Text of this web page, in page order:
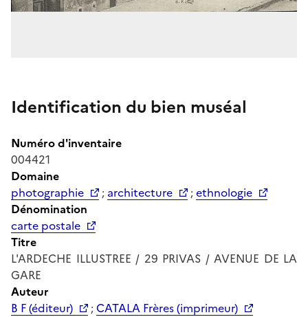
Identification du bien muséal
Numéro d'inventaire
004421
Domaine
photographie
; architecture ;ethnologie
Dénomination
carte postale
Titre
L'ARDECHE ILLUSTREE / 29 PRIVAS / AVENUE DE LA
GARE
Auteur
B F (éditeur)
;CATALA Frères (imprimeur)